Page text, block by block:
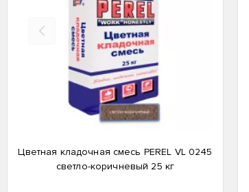
Цветная кладочная смесь PEREL VL 0245
светло-коричневый 25 кг
Назад